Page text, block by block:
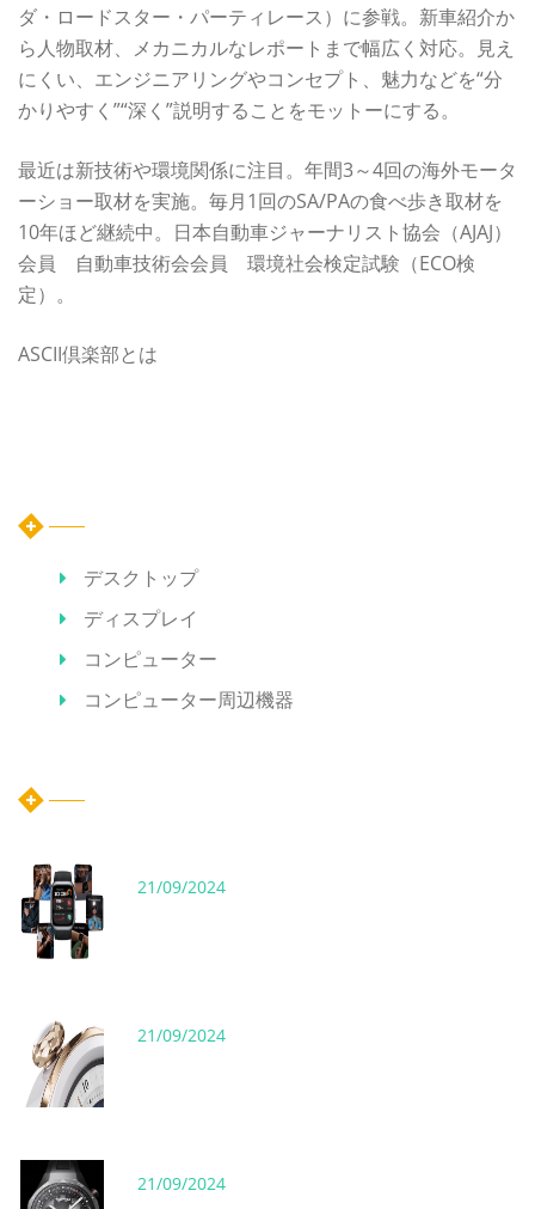
ダ・ロードスター・パーティレース）に参戦。新車紹介か
ら人物取材、メカニカルなレポートまで幅広く対応。見え
にくい、エンジニアリングやコンセプト、魅力などを“分
かりやすく”“深く”説明することをモットーにする。
最近は新技術や環境関係に注目。年間3～4回の海外モータ
ーショー取材を実施。毎月1回のSA/PAの食べ歩き取材を
10年ほど継続中。日本自動車ジャーナリスト協会（AJAJ）
会員 自動車技術会会員 環境社会検定試験（ECO検
定）。
ASCII倶楽部とは
デスクトップ
ディスプレイ
コンピューター
コンピューター周辺機器
21/09/2024
21/09/2024
21/09/2024